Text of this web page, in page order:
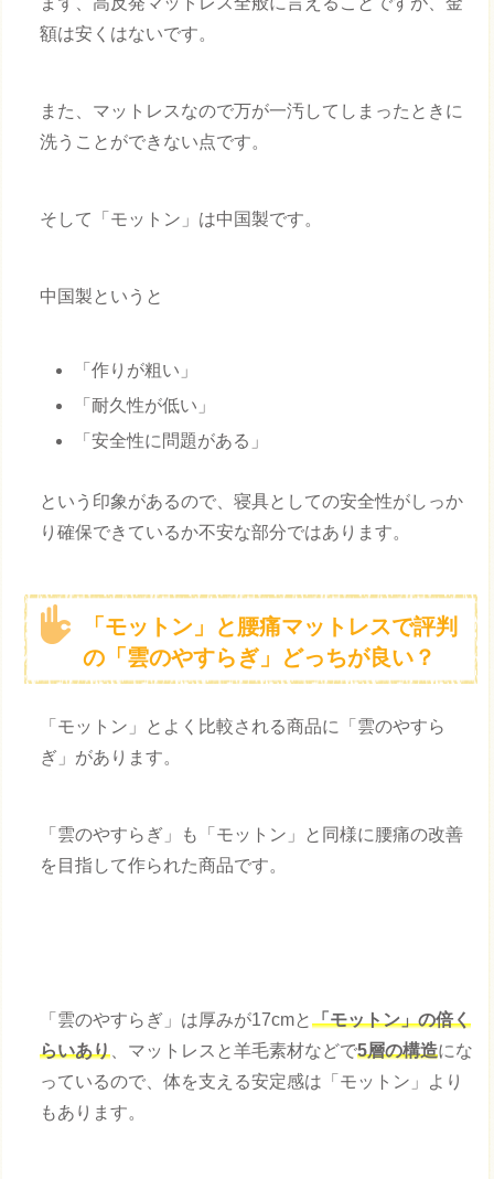
額は安くはないです。
また、マットレスなので万が一汚してしまったときに
洗うことができない点です。
そして「モットン」は中国製です。
中国製というと
「作りが粗い」
「耐久性が低い」
「安全性に問題がある」
という印象があるので、寝具としての安全性がしっか
り確保できているか不安な部分ではあります。
「モットン」と腰痛マットレスで評判
の「雲のやすらぎ」どっちが良い？
「モットン」とよく比較される商品に「雲のやすら
ぎ」があります。
「雲のやすらぎ」も「モットン」と同様に腰痛の改善
を目指して作られた商品です。
「雲のやすらぎ」は厚みが17cmと「モットン」の倍く
らいあり 、マットレスと羊毛素材などで5層の構造にな
っているので、体を支える安定感は「モットン」より
もあります。